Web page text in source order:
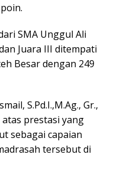
SMA Unggul Ali
Juara III ditempati
Besar dengan 249
S.Pd.I.,M.Ag., Gr.,
prestasi yang
sebagai capaian
tersebut di